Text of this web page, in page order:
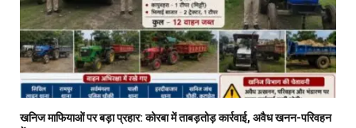
खनिज माफियाओं पर बड़ा प्रहार: कोरबा में ताबड़तोड़ कार्रवाई, अवैध खनन-परिवहन